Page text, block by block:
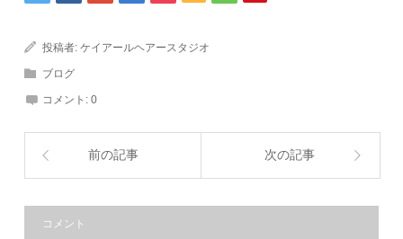
投稿者:ケイアールヘアースタジオ
ブログ
コメント:0
前の記事 次の記事
コメント